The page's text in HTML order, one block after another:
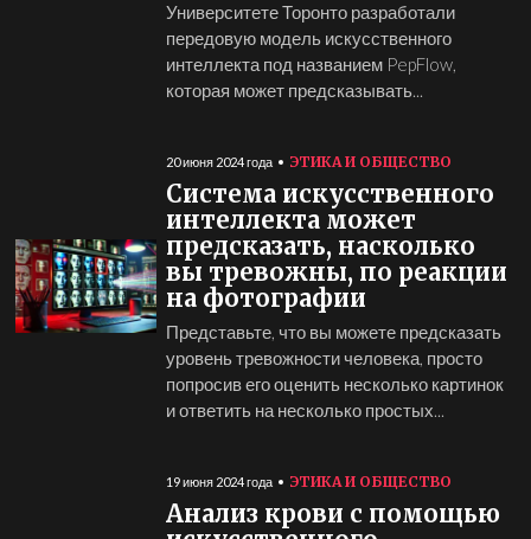
Университете Торонто разработали
передовую модель искусственного
интеллекта под названием PepFlow,
которая может предсказывать...
20 июня 2024 года ЭТИКА И ОБЩЕСТВО
Система искусственного
интеллекта может
предсказать, насколько
вы тревожны, по реакции
на фотографии
Представьте, что вы можете предсказать
уровень тревожности человека, просто
попросив его оценить несколько картинок
и ответить на несколько простых...
19 июня 2024 года ЭТИКА И ОБЩЕСТВО
Анализ крови с помощью